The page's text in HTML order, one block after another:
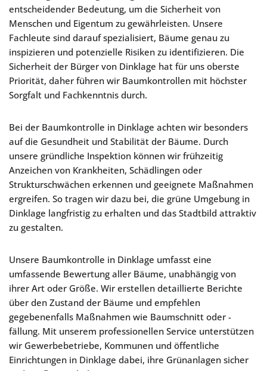
entscheidender Bedeutung, um die Sicherheit von
Menschen und Eigentum zu gewährleisten. Unsere
Fachleute sind darauf spezialisiert, Bäume genau zu
inspizieren und potenzielle Risiken zu identifizieren. Die
Sicherheit der Bürger von Dinklage hat für uns oberste
Priorität, daher führen wir Baumkontrollen mit höchster
Sorgfalt und Fachkenntnis durch.
Bei der Baumkontrolle in Dinklage achten wir besonders
auf die Gesundheit und Stabilität der Bäume. Durch
unsere gründliche Inspektion können wir frühzeitig
Anzeichen von Krankheiten, Schädlingen oder
Strukturschwächen erkennen und geeignete Maßnahmen
ergreifen. So tragen wir dazu bei, die grüne Umgebung in
Dinklage langfristig zu erhalten und das Stadtbild attraktiv
zu gestalten.
Unsere Baumkontrolle in Dinklage umfasst eine
umfassende Bewertung aller Bäume, unabhängig von
ihrer Art oder Größe. Wir erstellen detaillierte Berichte
über den Zustand der Bäume und empfehlen
gegebenenfalls Maßnahmen wie Baumschnitt oder -
fällung. Mit unserem professionellen Service unterstützen
wir Gewerbebetriebe, Kommunen und öffentliche
Einrichtungen in Dinklage dabei, ihre Grünanlagen sicher